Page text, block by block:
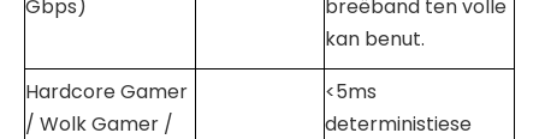
Gbps)
breëband ten volle
kan benut.
Hardcore Gamer
/ Wolk Gamer /
<5ms
deterministiese